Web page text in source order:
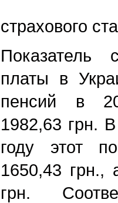
страхового
Показатель
платы в
пенсий в
1982,63 грн.
году этот
1650,43
грн.